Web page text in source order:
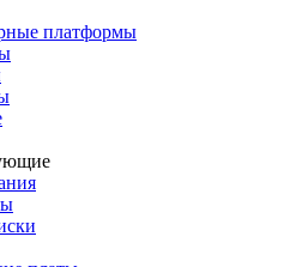
платформы